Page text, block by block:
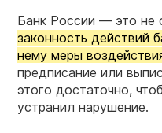
Банк России — это не
законность действий
нему меры
предписание или
этого достаточно,
устранил нарушение.